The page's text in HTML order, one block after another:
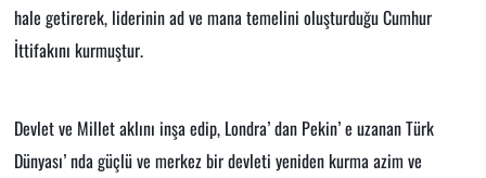
hale getirerek, liderinin ad ve mana temelini oluşturduğu Cumhur
İttifakını kurmuştur.
Devlet ve Millet aklını inşa edip, Londra’ dan Pekin’ e uzanan Türk
Dünyası’ nda güçlü ve merkez bir devleti yeniden kurma azim ve